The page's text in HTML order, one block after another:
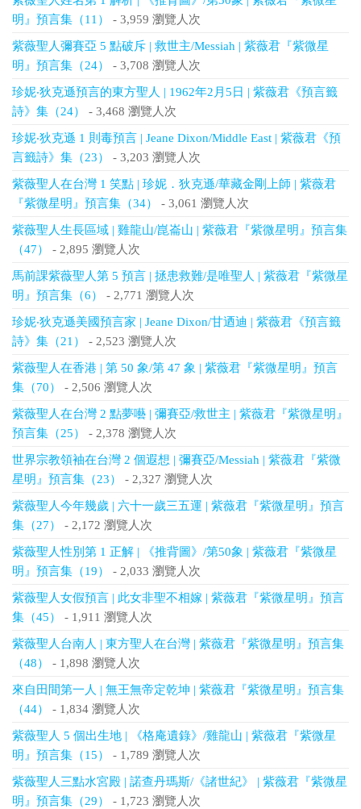
明』預言集（11）
- 3,959 瀏覽人次
紫薇聖人彌賽亞 5 點破斥 | 救世主/Messiah | 紫薇君『紫微星
明』預言集（24）
- 3,708 瀏覽人次
珍妮‧狄克遜預言的東方聖人 | 1962年2月5日 | 紫薇君《預言籤
詩》集（24）
- 3,468 瀏覽人次
珍妮‧狄克遜 1 則毒預言 | Jeane Dixon/Middle East | 紫薇君《預
言籤詩》集（23）
- 3,203 瀏覽人次
紫薇聖人在台灣 1 笑點 | 珍妮．狄克遜/華藏金剛上師 | 紫薇君
『紫微星明』預言集（34）
- 3,061 瀏覽人次
紫薇聖人生長區域 | 雞龍山/崑崙山 | 紫薇君『紫微星明』預言集
（47）
- 2,895 瀏覽人次
馬前課紫薇聖人第 5 預言 | 拯患救難/是唯聖人 | 紫薇君『紫微星
明』預言集（6）
- 2,771 瀏覽人次
珍妮‧狄克遜美國預言家 | Jeane Dixon/甘迺迪 | 紫薇君《預言籤
詩》集（21）
- 2,523 瀏覽人次
紫薇聖人在香港 | 第 50 象/第 47 象 | 紫薇君『紫微星明』預言
集（70）
- 2,506 瀏覽人次
紫薇聖人在台灣 2 點夢囈 | 彌賽亞/救世主 | 紫薇君『紫微星明』
預言集（25）
- 2,378 瀏覽人次
世界宗教領袖在台灣 2 個遐想 | 彌賽亞/Messiah | 紫薇君『紫微
星明』預言集（23）
- 2,327 瀏覽人次
紫薇聖人今年幾歲 | 六十一歲三五運 | 紫薇君『紫微星明』預言
集（27）
- 2,172 瀏覽人次
紫薇聖人性別第 1 正解 | 《推背圖》/第50象 | 紫薇君『紫微星
明』預言集（19）
- 2,033 瀏覽人次
紫薇聖人女假預言 | 此女非聖不相嫁 | 紫薇君『紫微星明』預言
集（45）
- 1,911 瀏覽人次
紫薇聖人台南人 | 東方聖人在台灣 | 紫薇君『紫微星明』預言集
（48）
- 1,898 瀏覽人次
來自田間第一人 | 無王無帝定乾坤 | 紫薇君『紫微星明』預言集
（44）
- 1,834 瀏覽人次
紫薇聖人 5 個出生地 | 《格庵遺錄》/雞龍山 | 紫薇君『紫微星
明』預言集（15）
- 1,789 瀏覽人次
紫薇聖人三點水宮殿 | 諾查丹瑪斯/《諸世紀》 | 紫薇君『紫微星
明』預言集（29）
- 1,723 瀏覽人次